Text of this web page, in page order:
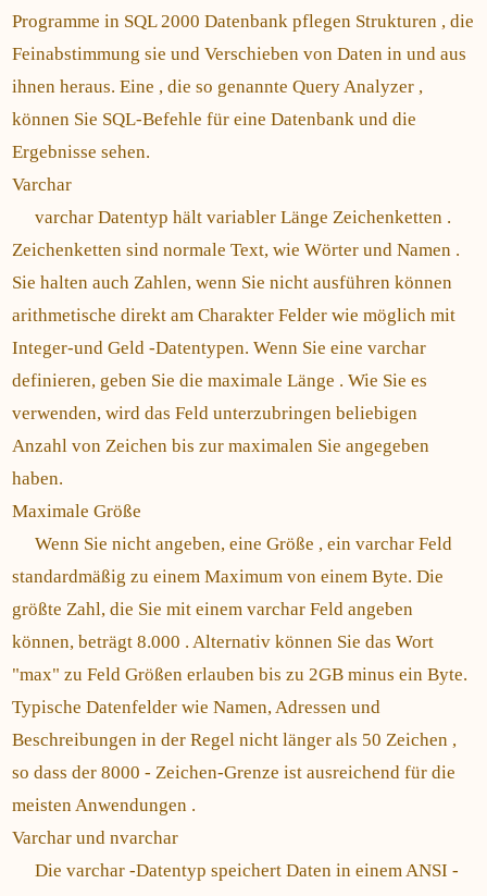
Programme in SQL 2000 Datenbank pflegen Strukturen , die
Feinabstimmung sie und Verschieben von Daten in und aus
ihnen heraus. Eine , die so genannte Query Analyzer ,
können Sie SQL-Befehle für eine Datenbank und die
Ergebnisse sehen.
Varchar
varchar Datentyp hält variabler Länge Zeichenketten .
Zeichenketten sind normale Text, wie Wörter und Namen .
Sie halten auch Zahlen, wenn Sie nicht ausführen können
arithmetische direkt am Charakter Felder wie möglich mit
Integer-und Geld -Datentypen. Wenn Sie eine varchar
definieren, geben Sie die maximale Länge . Wie Sie es
verwenden, wird das Feld unterzubringen beliebigen
Anzahl von Zeichen bis zur maximalen Sie angegeben
haben.
Maximale Größe
Wenn Sie nicht angeben, eine Größe , ein varchar Feld
standardmäßig zu einem Maximum von einem Byte. Die
größte Zahl, die Sie mit einem varchar Feld angeben
können, beträgt 8.000 . Alternativ können Sie das Wort
"max" zu Feld Größen erlauben bis zu 2GB minus ein Byte.
Typische Datenfelder wie Namen, Adressen und
Beschreibungen in der Regel nicht länger als 50 Zeichen ,
so dass der 8000 - Zeichen-Grenze ist ausreichend für die
meisten Anwendungen .
Varchar und nvarchar
Die varchar -Datentyp speichert Daten in einem ANSI -